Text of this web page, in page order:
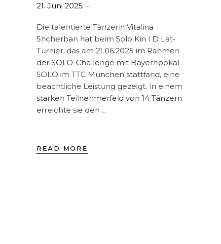
21. Juni 2025
Die talentierte Tänzerin Vitalina
Shcherban hat beim Solo Kin I D Lat-
Turnier, das am 21.06.2025 im Rahmen
der SOLO-Challenge mit Bayernpokal
SOLO im TTC München stattfand, eine
beachtliche Leistung gezeigt. In einem
starken Teilnehmerfeld von 14 Tänzern
erreichte sie den
READ MORE